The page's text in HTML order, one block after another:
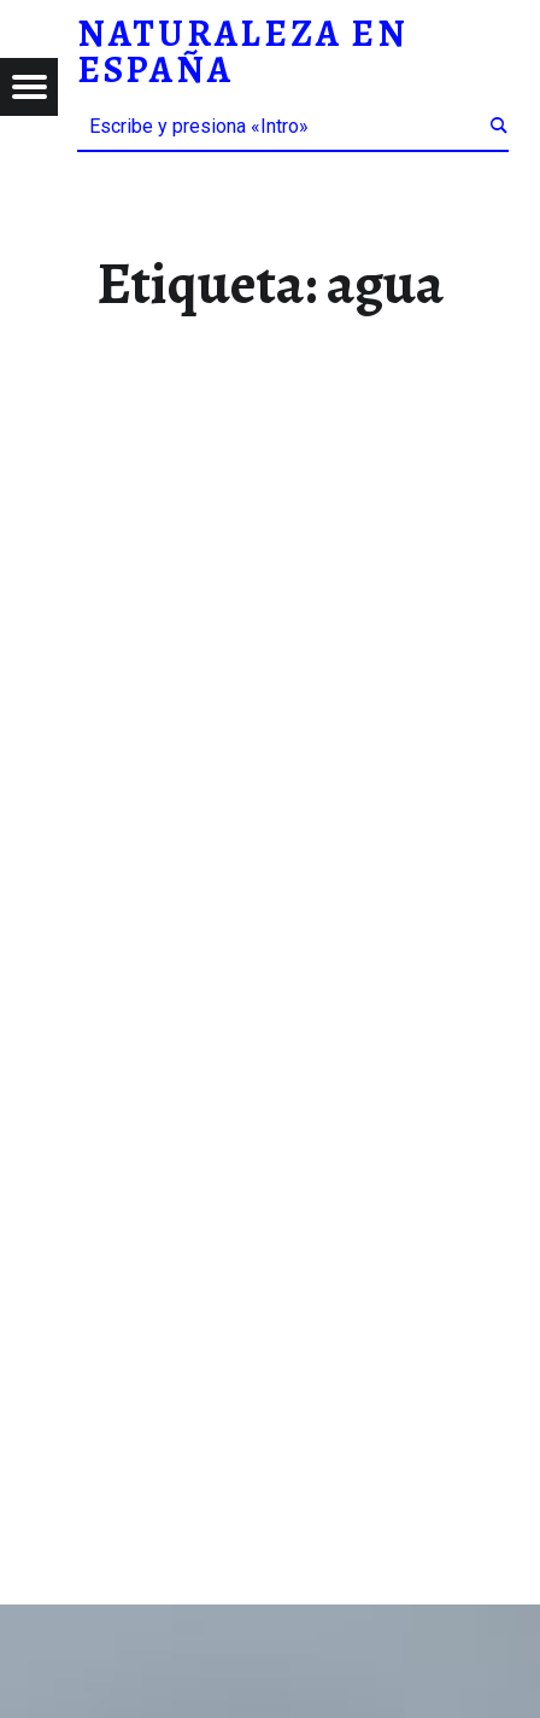
AGUA – NATURALEZA EN ESPAÑA
NATURALEZA EN
ESPAÑA
Menú
Etiqueta:agua